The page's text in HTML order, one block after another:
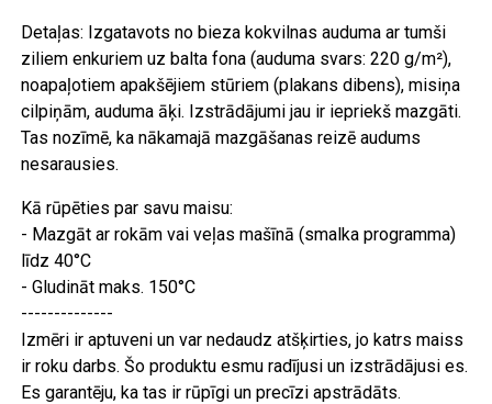
Detaļas: Izgatavots no bieza kokvilnas auduma ar tumši
ziliem enkuriem uz balta fona (auduma svars: 220 g/m²),
noapaļotiem apakšējiem stūriem (plakans dibens), misiņa
cilpiņām, auduma āķi. Izstrādājumi jau ir iepriekš mazgāti.
Tas nozīmē, ka nākamajā mazgāšanas reizē audums
nesarausies.
Kā rūpēties par savu maisu:
- Mazgāt ar rokām vai veļas mašīnā (smalka programma)
līdz 40°C
- Gludināt maks. 150°C
--------------
Izmēri ir aptuveni un var nedaudz atšķirties, jo katrs maiss
ir roku darbs. Šo produktu esmu radījusi un izstrādājusi es.
Es garantēju, ka tas ir rūpīgi un precīzi apstrādāts.